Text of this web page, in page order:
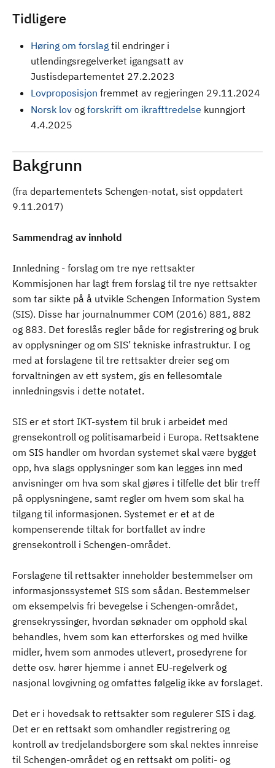
Tidligere
Høring om forslag til endringer i
utlendingsregelverket igangsatt av
Justisdepartementet 27.2.2023
Lovproposisjon fremmet av regjeringen 29.11.2024
Norsk lov og forskrift om ikrafttredelse kunngjort
4.4.2025
Bakgrunn
(fra departementets Schengen-notat, sist oppdatert
9.11.2017)
Sammendrag av innhold
Innledning - forslag om tre nye rettsakter
Kommisjonen har lagt frem forslag til tre nye rettsakter
som tar sikte på å utvikle Schengen Information System
(SIS). Disse har journalnummer COM (2016) 881, 882
og 883. Det foreslås regler både for registrering og bruk
av opplysninger og om SIS’ tekniske infrastruktur. I og
med at forslagene til tre rettsakter dreier seg om
forvaltningen av ett system, gis en fellesomtale
innledningsvis i dette notatet.
SIS er et stort IKT-system til bruk i arbeidet med
grensekontroll og politisamarbeid i Europa. Rettsaktene
om SIS handler om hvordan systemet skal være bygget
opp, hva slags opplysninger som kan legges inn med
anvisninger om hva som skal gjøres i tilfelle det blir treff
på opplysningene, samt regler om hvem som skal ha
tilgang til informasjonen. Systemet er et at de
kompenserende tiltak for bortfallet av indre
grensekontroll i Schengen-området.
Forslagene til rettsakter inneholder bestemmelser om
informasjonssystemet SIS som sådan. Bestemmelser
om eksempelvis fri bevegelse i Schengen-området,
grensekryssinger, hvordan søknader om opphold skal
behandles, hvem som kan etterforskes og med hvilke
midler, hvem som anmodes utlevert, prosedyrene for
dette osv. hører hjemme i annet EU-regelverk og
nasjonal lovgivning og omfattes følgelig ikke av forslaget.
Det er i hovedsak to rettsakter som regulerer SIS i dag.
Det er en rettsakt som omhandler registrering og
kontroll av tredjelandsborgere som skal nektes innreise
til Schengen-området og en rettsakt om politi- og